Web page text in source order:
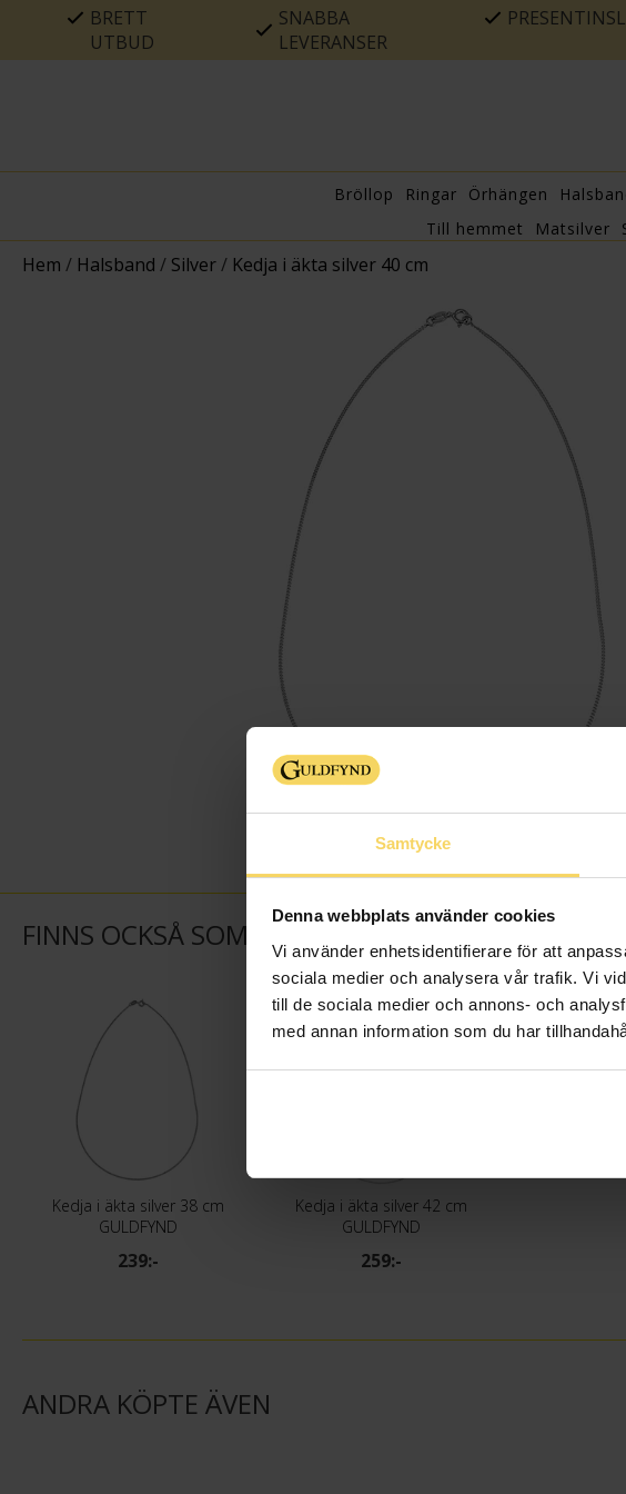
Samtycke
Denna webbplats använder cookies
Vi använder enhetsidentifierare för att
sociala medier och analysera vår trafik. Vi
till de sociala medier och annons- och
med annan information som du har
BRETT
UTBUD
SNABBA
LEVERANSER
Bröllop Ringar Örhängen
Till hemmet
Matsilver
Hem / Halsband / Silver/ Kedja i äkta silver 40 cm
FINNS OCKSÅ SOM
Kedja i äkta silver 38 cm
GULDFYND
239:-
Kedja i äkta silver 42 cm
GULDFYND
259:-
ANDRA KÖPTE ÄVEN